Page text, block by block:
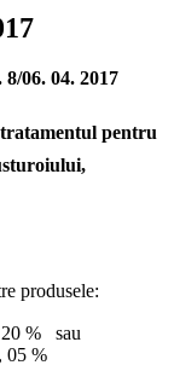
04. 2017
tratamentul pentru
produsele:
% sau
%